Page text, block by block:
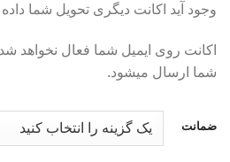
وجود آید اکانت دیگری تحویل شما
اکانت روی ایمیل شما فعال نخواهد
شما ارسال میشود.
ضمانت